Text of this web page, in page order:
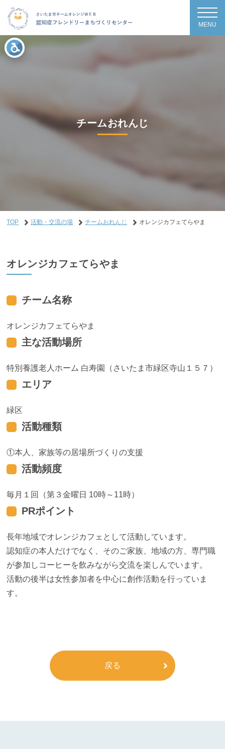
MENU
チームおれんじ
TOP 活動・交流の場 チームおれんじ オレンジカフェてらやま
オレンジカフェてらやま
チーム名称
オレンジカフェてらやま
主な活動場所
特別養護老人ホーム 白寿園（さいたま市緑区寺山１５７）
エリア
緑区
活動種類
本人、家族等の居場所づくりの支援
活動頻度
毎月１回（第３金曜日 10時～11時）
PRポイント
長年地域でオレンジカフェとして活動しています。
認知症の本人だけでなく、そのご家族、地域の方、専門職
が参加しコーヒーを飲みながら交流を楽しんでいます。
活動の後半は女性参加者を中心に創作活動を行っていま
す。
戻る